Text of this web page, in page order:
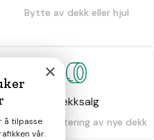
Bytte av dekk eller hjul
Dekksalg
Salg og montering av nye dekk
×
å tilpasse
vår.